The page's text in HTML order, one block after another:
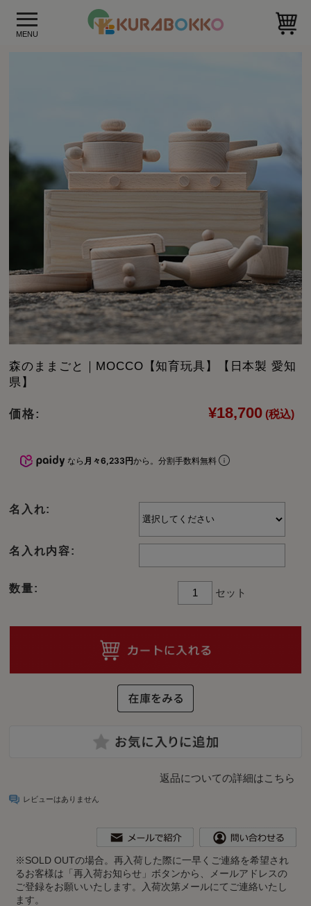
森のままごと｜MOCCO【知育玩具】【日本製 愛知
県】
価格: ¥18,700 (税込)
なら 月々6,233円から。分割手数料無料
名入れ:
名入れ内容:
数量: セット
返品についての詳細はこちら
レビューはありません
※SOLD OUTの場合。再入荷した際に一早くご連絡を希望され
るお客様は「再入荷お知らせ」ボタンから、メールアドレスの
ご登録をお願いいたします。入荷次第メールにてご連絡いたし
ます。